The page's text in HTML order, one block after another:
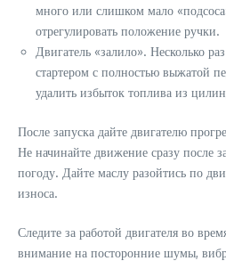
много или слишком мало
отрегулировать положение ручки.
Двигатель «залило». Несколько
стартером с полностью выжатой
удалить избыток топлива из
После запуска дайте двигателю
Не начинайте движение сразу после
погоду. Дайте маслу разойтись по
износа.
Следите за работой двигателя во
внимание на посторонние шумы,